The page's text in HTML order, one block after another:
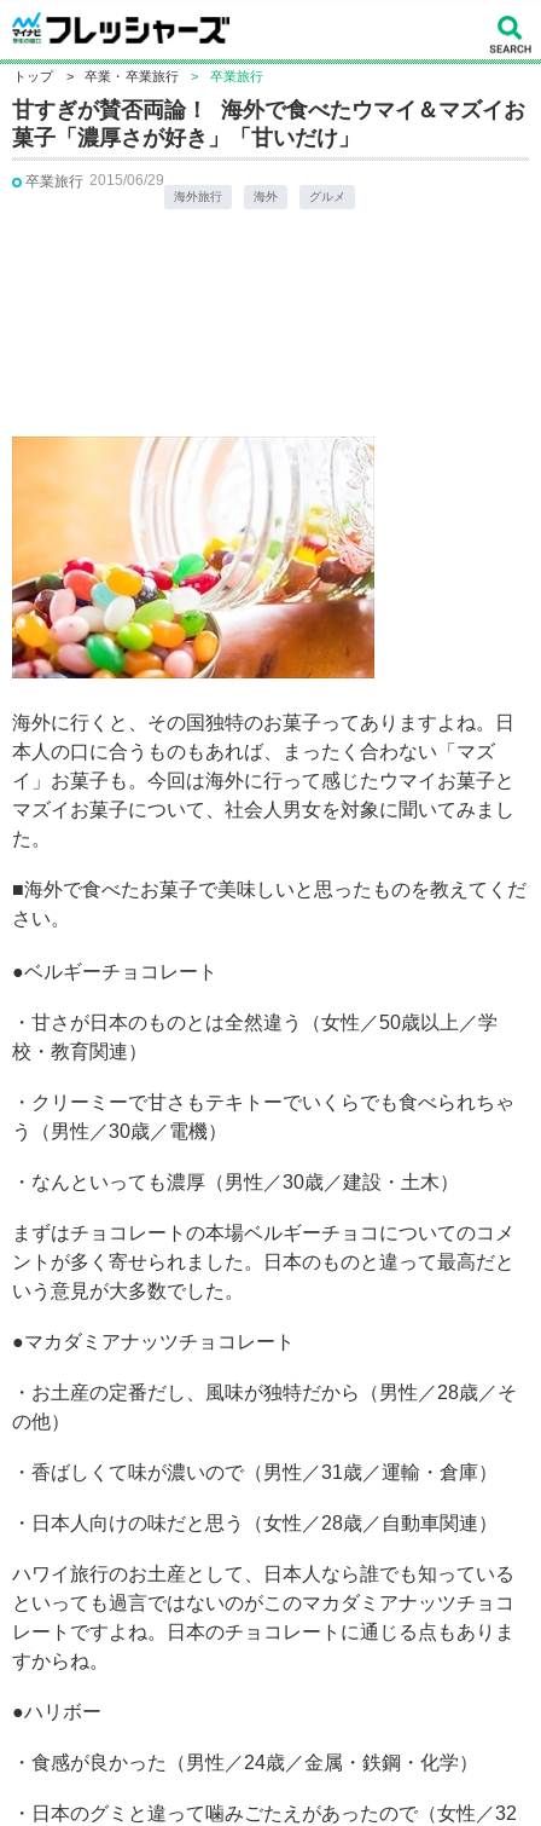
トップ > 卒業・卒業旅行 > 卒業旅行
甘すぎが賛否両論！ 海外で食べたウマイ＆マズイお
菓子「濃厚さが好き」「甘いだけ」
卒業旅行 2015/06/29
海外旅行 海外 グルメ
海外に行くと、その国独特のお菓子ってありますよね。日
本人の口に合うものもあれば、まったく合わない「マズ
イ」お菓子も。今回は海外に行って感じたウマイお菓子と
マズイお菓子について、社会人男女を対象に聞いてみまし
た。
■海外で食べたお菓子で美味しいと思ったものを教えてくだ
さい。
●ベルギーチョコレート
・甘さが日本のものとは全然違う（女性／50歳以上／学
校・教育関連）
・クリーミーで甘さもテキトーでいくらでも食べられちゃ
う（男性／30歳／電機）
・なんといっても濃厚（男性／30歳／建設・土木）
まずはチョコレートの本場ベルギーチョコについてのコメ
ントが多く寄せられました。日本のものと違って最高だと
いう意見が大多数でした。
●マカダミアナッツチョコレート
・お土産の定番だし、風味が独特だから（男性／28歳／そ
の他）
・香ばしくて味が濃いので（男性／31歳／運輸・倉庫）
・日本人向けの味だと思う（女性／28歳／自動車関連）
ハワイ旅行のお土産として、日本人なら誰でも知っている
といっても過言ではないのがこのマカダミアナッツチョコ
レートですよね。日本のチョコレートに通じる点もありま
すからね。
●ハリボー
・食感が良かった（男性／24歳／金属・鉄鋼・化学）
・日本のグミと違って噛みごたえがあったので（女性／32